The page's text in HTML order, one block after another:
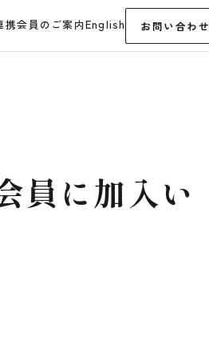
携会員のご案内English お問い合わせ
員に加入い